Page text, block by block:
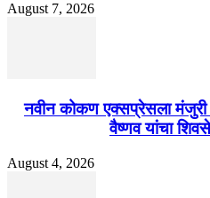
August 7, 2026
नवीन कोकण एक्सप्रेसला मंजुरी
वैष्णव यांचा
August 4, 2026